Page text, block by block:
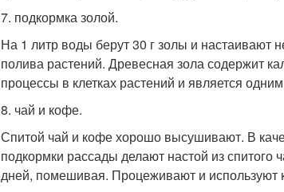
7. подкормка золой.
На 1 литр воды берут 30 г золы и
полива растений. Древесная зола содержит
процессы в клетках растений и является
8. чай и кофе.
Спитой чай и кофе хорошо высушивают. В
подкормки рассады делают настой из
дней, помешивая. Процеживают и используют